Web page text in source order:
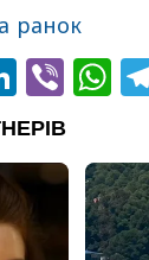
ранок